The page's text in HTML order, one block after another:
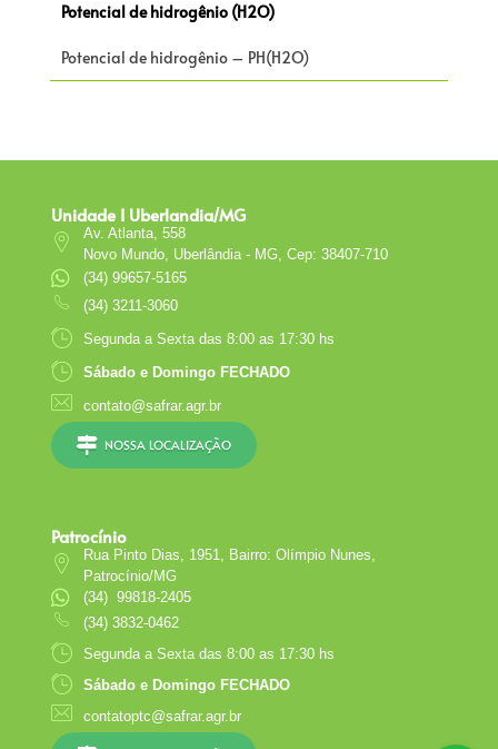
Potencial de hidrogênio (H2O)
Potencial de hidrogênio – PH(H2O)
Unidade I Uberlandia/MG
Av. Atlanta, 558
Novo Mundo, Uberlândia - MG, Cep: 38407-710
(34) 99657-5165
(34) 3211-3060
Segunda a Sexta das 8:00 as 17:30 hs
Sábado e Domingo FECHADO
contato@safrar.agr.br
NOSSA LOCALIZAÇÃO
Patrocínio
Rua Pinto Dias, 1951, Bairro: Olímpio Nunes,
Patrocínio/MG
(34) 99818-2405
(34) 3832-0462
Segunda a Sexta das 8:00 as 17:30 hs
Sábado e Domingo FECHADO
contatoptc@safrar.agr.br